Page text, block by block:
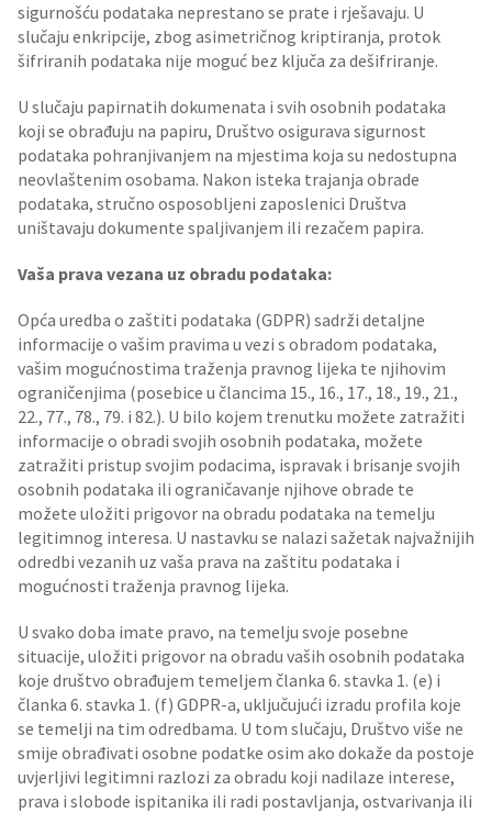
sigurnošću podataka neprestano se prate i rješavaju. U
slučaju enkripcije, zbog asimetričnog kriptiranja, protok
šifriranih podataka nije moguć bez ključa za dešifriranje.
U slučaju papirnatih dokumenata i svih osobnih podataka
koji se obrađuju na papiru, Društvo osigurava sigurnost
podataka pohranjivanjem na mjestima koja su nedostupna
neovlaštenim osobama. Nakon isteka trajanja obrade
podataka, stručno osposobljeni zaposlenici Društva
uništavaju dokumente spaljivanjem ili rezačem papira.
Vaša prava vezana uz obradu podataka:
Opća uredba o zaštiti podataka (GDPR) sadrži detaljne
informacije o vašim pravima u vezi s obradom podataka,
vašim mogućnostima traženja pravnog lijeka te njihovim
ograničenjima (posebice u člancima 15., 16., 17., 18., 19., 21.,
22., 77., 78., 79. i 82.). U bilo kojem trenutku možete zatražiti
informacije o obradi svojih osobnih podataka, možete
zatražiti pristup svojim podacima, ispravak i brisanje svojih
osobnih podataka ili ograničavanje njihove obrade te
možete uložiti prigovor na obradu podataka na temelju
legitimnog interesa. U nastavku se nalazi sažetak najvažnijih
odredbi vezanih uz vaša prava na zaštitu podataka i
mogućnosti traženja pravnog lijeka.
U svako doba imate pravo, na temelju svoje posebne
situacije, uložiti prigovor na obradu vaših osobnih podataka
koje društvo obrađujem temeljem članka 6. stavka 1. (e) i
članka 6. stavka 1. (f) GDPR-a, uključujući izradu profila koje
se temelji na tim odredbama. U tom slučaju, Društvo više ne
smije obrađivati osobne podatke osim ako dokaže da postoje
uvjerljivi legitimni razlozi za obradu koji nadilaze interese,
prava i slobode ispitanika ili radi postavljanja, ostvarivanja ili